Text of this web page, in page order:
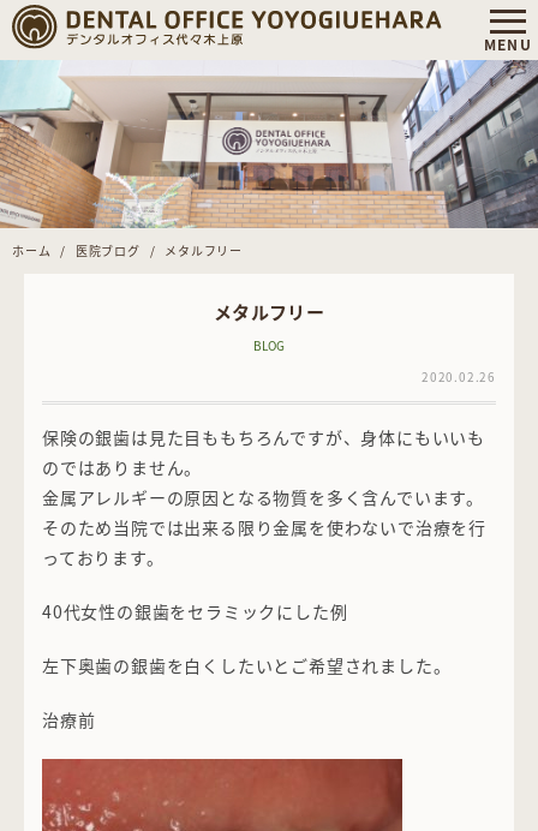
ホーム 医院ブログ メタルフリー
メタルフリー
BLOG
2020.02.26
保険の銀歯は見た目ももちろんですが、身体にもいいも
のではありません。
金属アレルギーの原因となる物質を多く含んでいます。
そのため当院では出来る限り金属を使わないで治療を行
っております。
40代女性の銀歯をセラミックにした例
左下奥歯の銀歯を白くしたいとご希望されました。
治療前